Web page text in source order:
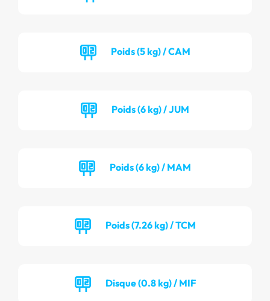
Poids (5 kg) / CAM
Poids (6 kg) / JUM
Poids (6 kg) / MAM
Poids (7.26 kg) / TCM
Disque (0.8 kg) / MIF